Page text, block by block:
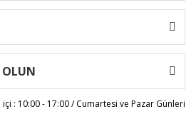
OLUN
: 10:00 - 17:00 / Cumartesi ve Pazar Günleri